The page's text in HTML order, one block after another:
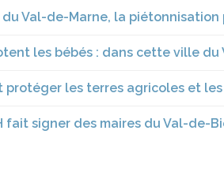
Val-de-Marne, la
les bébés : dans cette ville du
protéger les terres agricoles et
fait signer des maires du Val-de-